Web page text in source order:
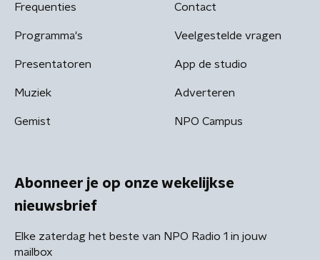
Frequenties
Programma's
Presentatoren
Muziek
Gemist
Contact
Veelgestelde vragen
App de studio
Adverteren
NPO Campus
Abonneer je op onze wekelijkse
nieuwsbrief
Elke zaterdag het beste van NPO Radio 1 in jouw
mailbox